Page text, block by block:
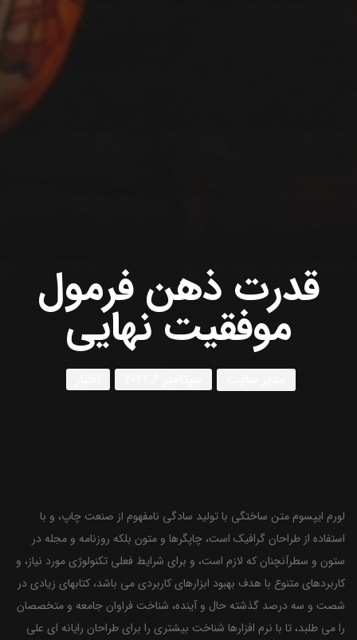
قدرت ذهن فرمول
موفقیت نهایی
لورم ایپسوم متن ساختگی با تولید سادگی نامفهوم از صنعت چاپ، و با
استفاده از طراحان گرافیک است، چاپگرها و متون بلکه روزنامه و مجله در
ستون و سطرآنچنان که لازم است، و برای شرایط فعلی تکنولوژی مورد نیاز، و
کاربردهای متنوع با هدف بهبود ابزارهای کاربردی می باشد، کتابهای زیادی در
شصت و سه درصد گذشته حال و آینده، شناخت فراوان جامعه و متخصصان
را می طلبد، تا با نرم افزارها شناخت بیشتری را برای طراحان رایانه ای علی